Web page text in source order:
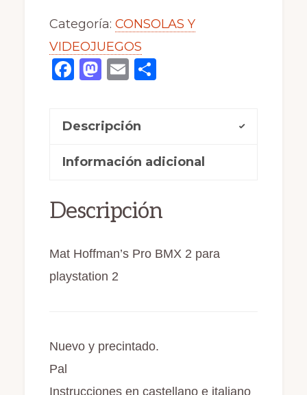
MBX
2
para
Pal
Categoría: CONSOLAS Y
VIDEOJUEGOS
F
e
b
o
k
M
o
d
n
E
l
C
ar
r
Descripción
Información adicional
Descripción
Mat Hoffman’s Pro BMX 2 para
playstation 2
Nuevo y precintado.
Pal
Instrucciones en castellano e italiano